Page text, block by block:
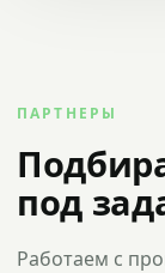
ПАРТНЕРЫ
под
Работаем с